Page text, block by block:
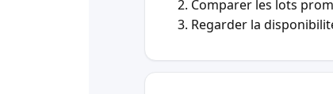
Comparer les lots
Regarder la